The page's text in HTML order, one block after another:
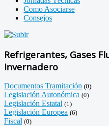
Como Asociarse
Consejos
Refrigerantes, Gases
Invernadero
Documentos Tramitación (0)
Legislación Autonómica (0)
Legislación Estatal (1)
Legislación Europea (6)
Fiscal (0)